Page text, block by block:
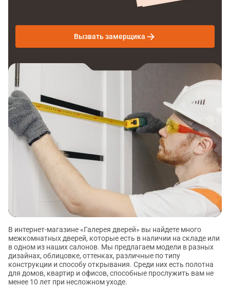
Вызвать замерщика
В интернет-магазине «Галерея дверей» вы найдете много
межкомнатных дверей, которые есть в наличии на складе или
в одном из наших салонов. Мы предлагаем модели в разных
дизайнах, облицовке, оттенках, различные по типу
конструкции и способу открывания. Среди них есть полотна
для домов, квартир и офисов, способные прослужить вам не
менее 10 лет при несложном уходе.